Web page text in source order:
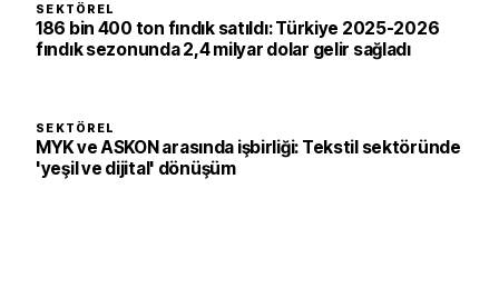
SEKTÖREL
186 bin 400 ton fındık satıldı: Türkiye 2025-2026
fındık sezonunda 2,4 milyar dolar gelir sağladı
SEKTÖREL
MYK ve ASKON arasında işbirliği: Tekstil sektöründe
'yeşil ve dijital' dönüşüm